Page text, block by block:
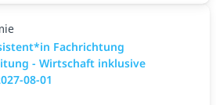
Fachrichtung
- Wirtschaft inklusive
08-01